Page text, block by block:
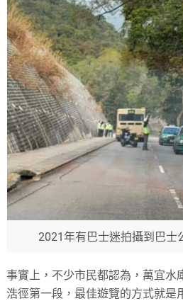
2021年有巴士迷拍攝到巴士
事實上，不少市民都認為，萬宜水
浩徑第一段，最佳遊覽的方式就是